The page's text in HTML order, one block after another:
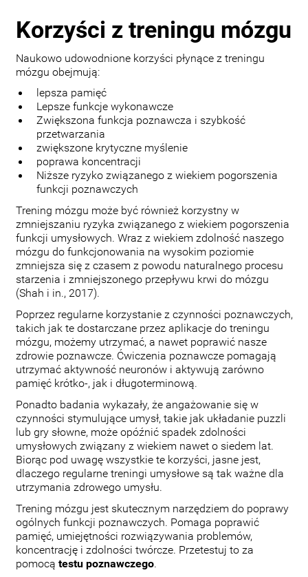
Korzyści z treningu mózgu
Naukowo udowodnione korzyści płynące z treningu
mózgu obejmują:
lepsza pamięć
Lepsze funkcje wykonawcze
Zwiększona funkcja poznawcza i szybkość
przetwarzania
zwiększone krytyczne myślenie
poprawa koncentracji
Niższe ryzyko związanego z wiekiem pogorszenia
funkcji poznawczych
Trening mózgu może być również korzystny w
zmniejszaniu ryzyka związanego z wiekiem pogorszenia
funkcji umysłowych. Wraz z wiekiem zdolność naszego
mózgu do funkcjonowania na wysokim poziomie
zmniejsza się z czasem z powodu naturalnego procesu
starzenia i zmniejszonego przepływu krwi do mózgu
(Shah i in., 2017).
Poprzez regularne korzystanie z czynności poznawczych,
takich jak te dostarczane przez aplikacje do treningu
mózgu, możemy utrzymać, a nawet poprawić nasze
zdrowie poznawcze. Ćwiczenia poznawcze pomagają
utrzymać aktywność neuronów i aktywują zarówno
pamięć krótko-, jak i długoterminową.
Ponadto badania wykazały, że angażowanie się w
czynności stymulujące umysł, takie jak układanie puzzli
lub gry słowne, może opóźnić spadek zdolności
umysłowych związany z wiekiem nawet o siedem lat.
Biorąc pod uwagę wszystkie te korzyści, jasne jest,
dlaczego regularne treningi umysłowe są tak ważne dla
utrzymania zdrowego umysłu.
Trening mózgu jest skutecznym narzędziem do poprawy
ogólnych funkcji poznawczych. Pomaga poprawić
pamięć, umiejętności rozwiązywania problemów,
koncentrację i zdolności twórcze. Przetestuj to za
pomocą testu poznawczego.